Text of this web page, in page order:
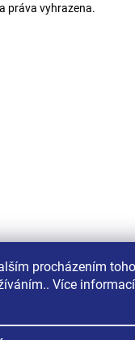
procházením
Více informací
práva vyhrazena.